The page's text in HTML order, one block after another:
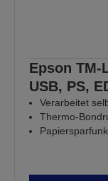
Epson TM-
USB, PS,
Verarbeitet
Thermo-